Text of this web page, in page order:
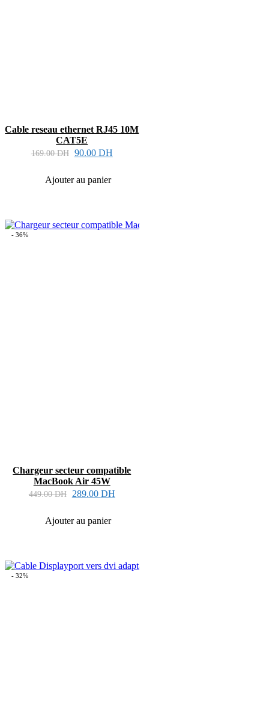
Cable reseau ethernet RJ45 10M
CAT5E
169.00DH 90.00 DH
Ajouter au panier
- 36%
Chargeur secteur compatible
MacBook Air 45W
449.00DH 289.00 DH
Ajouter au panier
- 32%